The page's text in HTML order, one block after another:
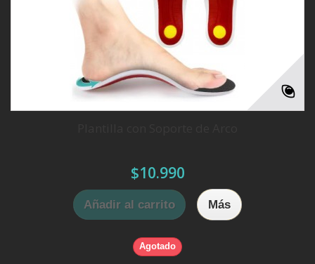
$10.990
Añadir al carrito Más
Agotado